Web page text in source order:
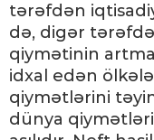
tərəfdən
də, digər
qiymətinin
idxal edən
qiymətlərini təyin
dünya